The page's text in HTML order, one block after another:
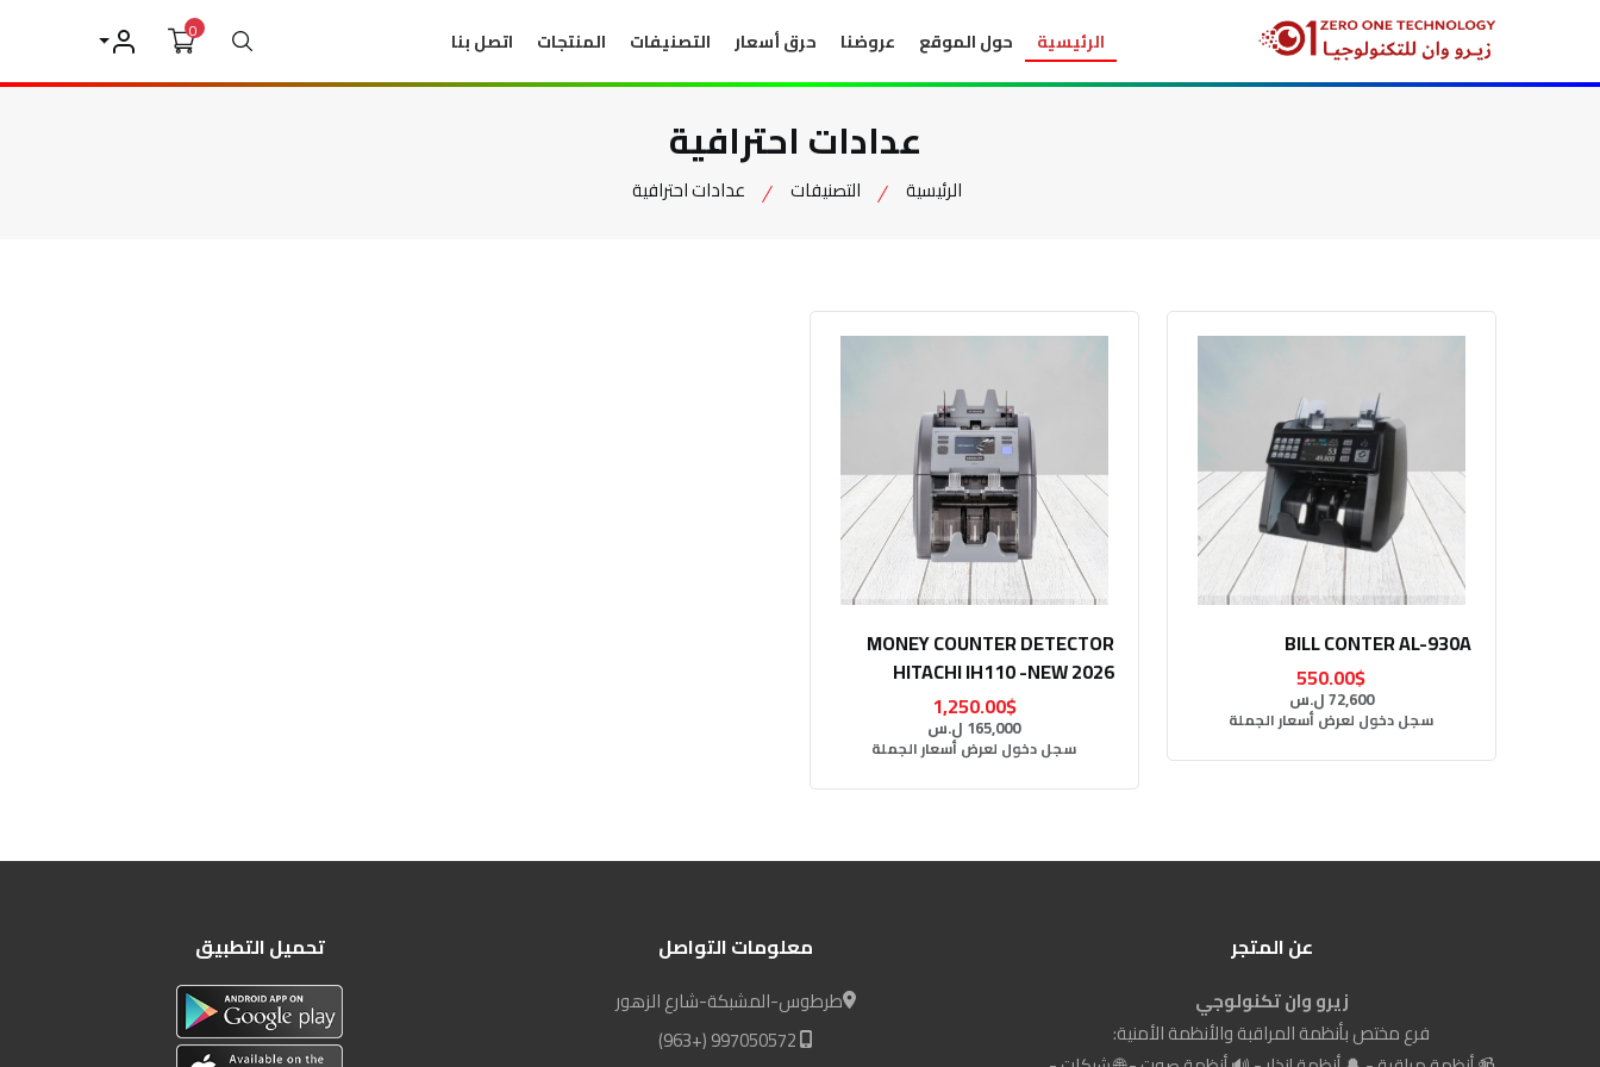
الرئيسية حول الموقع عروضنا حرق أسعار التصنيفات المنتجات اتصل بنا بحث0
حسابي
عدادات احترافية
الرئيسية التصنيفات عدادات احترافية
BILL CONTER AL-930A
550.00$
72,600 ل.س
سجل دخول لعرض أسعار الجملة
MONEY COUNTER DETECTOR
HITACHI IH110 -NEW 2026
1,250.00$
165,000 ل.س
سجل دخول لعرض أسعار الجملة
عن المتجر
زيرو وان تكنولوجي
فرع مختص بأنظمة المراقبة والأنظمة الأمنية:
معلومات التواصل
طرطوس-المشبكة-شارع الزهور
997050572 (+963)
تحميل التطبيق